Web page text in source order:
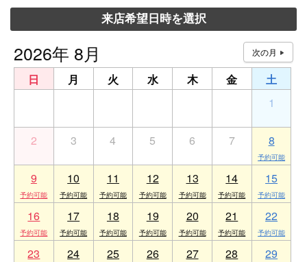
来店希望日時を選択
2026年 8月
日 月 火 水 木 金
土
1
2 3 4 5 6 7 8
9 10 11 12 13 14 15
16 17 18 19 20 21 22
23 24 25 26 27 28 29